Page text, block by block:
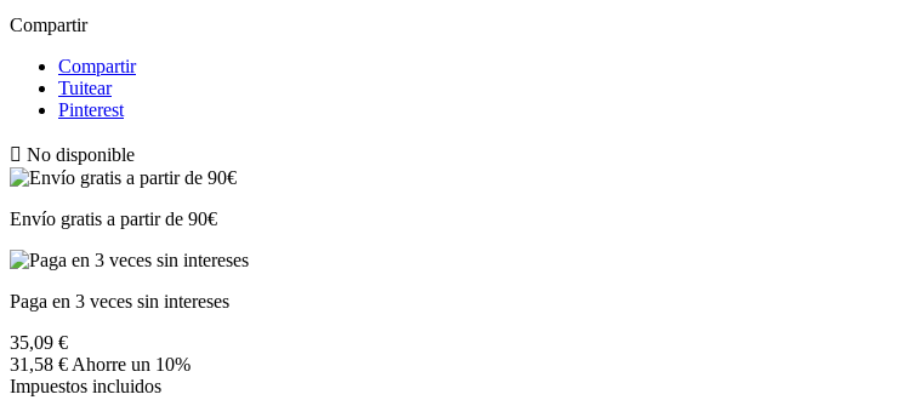
Compartir
Compartir
Tuitear
Pinterest
 No disponible
Envío gratis a partir de 90€
Paga en 3 veces sin intereses
35,09 €
31,58 € Ahorre un 10%
Impuestos incluidos